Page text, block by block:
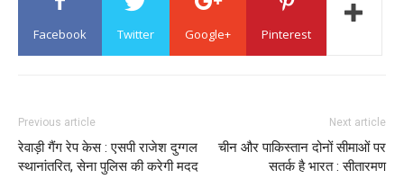
Facebook Twitter Google+ Pinterest
Previous article
रेवाड़ी गैंग रेप केस : एसपी राजेश दुग्गल
स्थानांतरित, सेना पुलिस की करेगी मदद
Next article
चीन और पाकिस्तान दोनों सीमाओं पर
सतर्क है भारत : सीतारमण